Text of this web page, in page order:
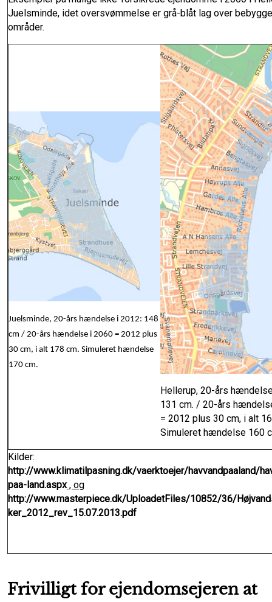
Juelsminde, idet oversvømmelse er grå-blåt lag over
områder.
Juelsminde, 20-års hændelse i 2012: 148
cm / 20-års hændelse i 2060 = 2012 plus
30 cm, i alt 178 cm. Simuleret hændelse
170 cm.
Hellerup, 20-års
131 cm. / 20-års
= 2012 plus 30 cm, i alt
Simuleret hændelse 160
Kilder:
http://www.klimatilpasning.dk/vaerktoejer/havvandpaaland/
paa-land.aspx, og
http://www.masterpiece.dk/UploadetFiles/10852/36/
ker_2012_rev_15.07.2013.pdf
Frivilligt for ejendomsejeren at